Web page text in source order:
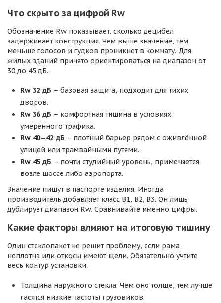
Что скрыто за цифрой Rw
Обозначение Rw показывает, сколько децибел
задерживает конструкция. Чем выше значение, тем
меньше голосов и гудков проникнет в комнату. Для
жилых зданий принято ориентироваться на диапазон от
30 до 45 дБ.
Rw 32 дБ – базовая защита, подходит для тихих
дворов.
Rw 36 дБ – комфортная тишина в условиях
умеренного трафика.
Rw 40–42 дБ – плотный барьер рядом с оживлённой
улицей или трамвайными путями.
Rw 45 дБ – почти студийный уровень, применяется
возле шоссе либо аэропорта.
Значение пишут в паспорте изделия. Иногда
производитель добавляет класс B1, B2, B3. Он лишь
дублирует диапазон Rw. Сравнивайте именно цифры.
Какие факторы влияют на итоговую тишину
Один стеклопакет не решит проблему, если рама
неплотна или откосы имеют щели. Обязательно учтите
весь контур установки.
Толщина наружного стекла. Чем оно толще, тем лучше
гасятся низкие частоты грузовиков.